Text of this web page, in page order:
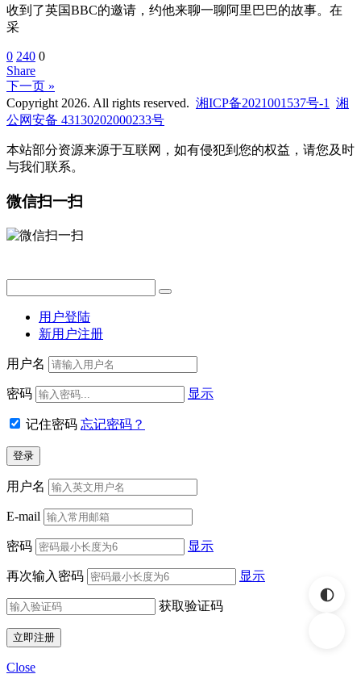
收到了英国BBC的邀请，约他来聊一聊阿里巴巴的故事。在
采
0 240 0
Share
下一页 »
Copyright 2026. All rights reserved. 湘ICP备2021001537号-1
湘
公网安备 43130202000233号
本站部分资源来源于互联网，如有侵犯到您的权益，请您及时
与我们联系。
微信扫一扫
用户登陆
新用户注册
用户名
密码 显示
记住密码 忘记密码？
用户名
E-mail
密码 显示
再次输入密码 显示
获取验证码
Close